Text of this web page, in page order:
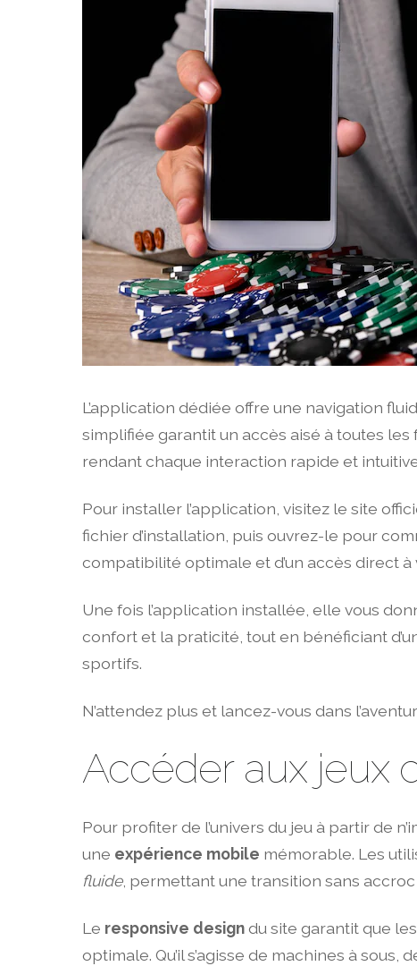
L’application dédiée offre une navigation
simplifiée garantit un accès aisé à toutes
rendant chaque interaction rapide et
Pour installer l’application, visitez le site
fichier d’installation, puis ouvrez-le pour
compatibilité optimale et d’un accès direct
Une fois l’application installée, elle vous
confort et la praticité, tout en bénéficiant
sportifs.
N’attendez plus et lancez-vous dans
Accéder aux jeux
Pour profiter de l’univers du jeu à partir de
une expérience mobile mémorable. Les
fluide, permettant une transition sans
Le responsive designdu site garantit que
optimale. Qu’il s’agisse de machines à